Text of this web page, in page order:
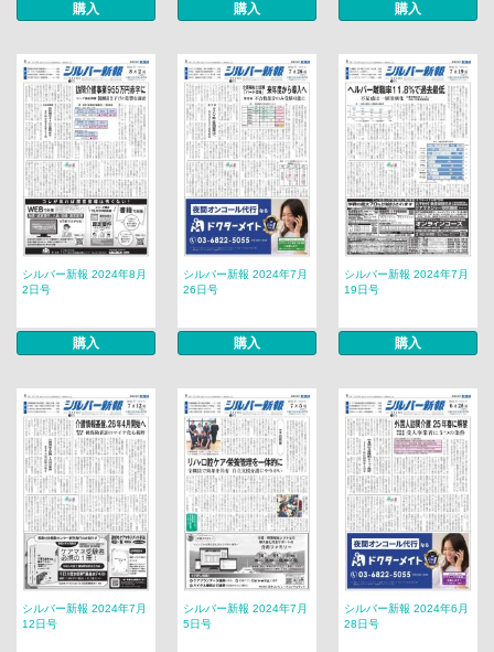
購入 購入 購入
シルバー新報 2024年8月
2日号
購入
シルバー新報 2024年7月
26日号
購入
シルバー新報 2024年7月
19日号
購入
シルバー新報 2024年7月
12日号
シルバー新報 2024年7月
5日号
シルバー新報 2024年6月
28日号